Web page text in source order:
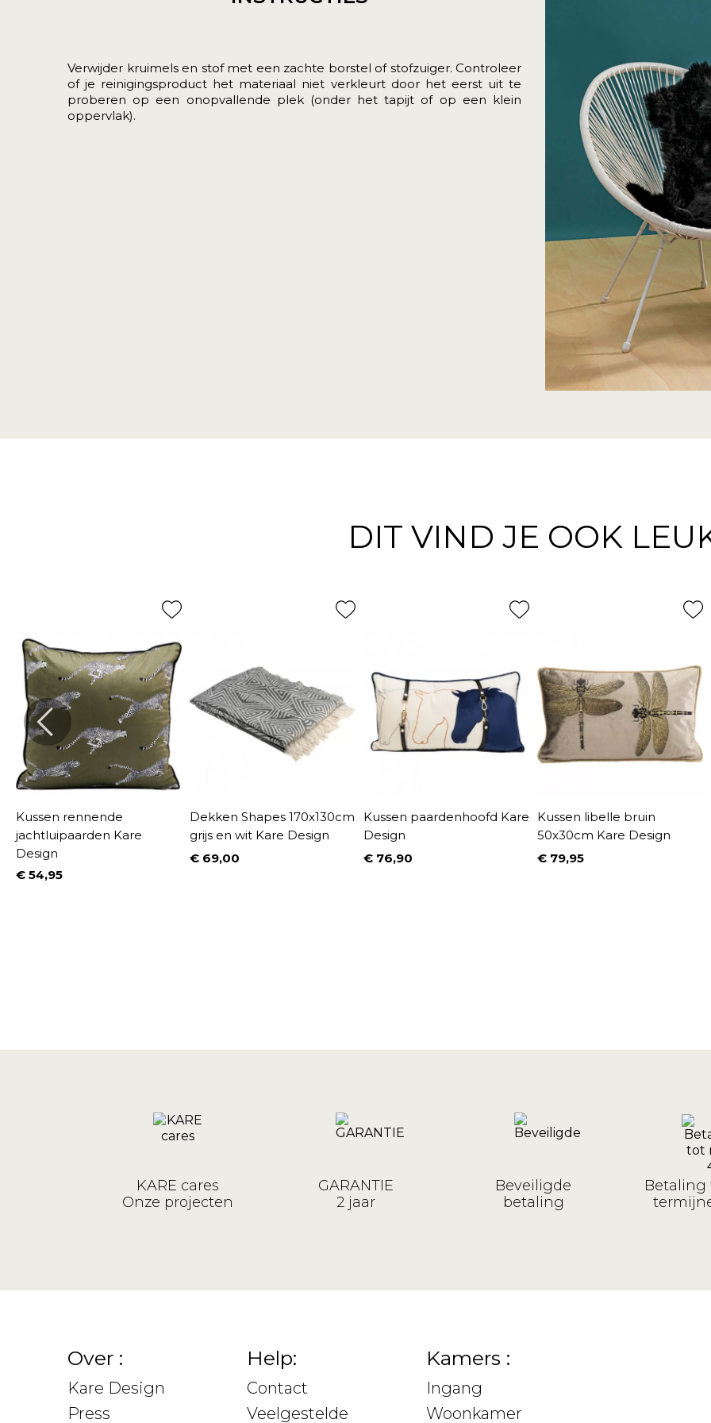
Verwijder kruimels en stof met een zachte borstel of stofzuiger. Controleer
of je reinigingsproduct het materiaal niet verkleurt door het eerst uit te
proberen op een onopvallende plek (onder het tapijt of op een klein
oppervlak).
DIT VIND JE OOK
Kussen rennende
jachtluipaarden Kare
Design
Prijs
€ 54,95
Dekken Shapes 170x130cm
grijs en wit Kare Design
Prijs
€ 69,00
Kussen paardenhoofd Kare
Design
Prijs
€ 76,90
Kussen libelle bruin
50x30cm Kare Design
Prijs
€ 79,95
KARE cares
Onze projecten
GARANTIE
2 jaar
Beveiligde
betaling
Betaling
Over :
Kare Design
Press
Help:
Contact
Veelgestelde
Kamers :
Ingang
Woonkamer